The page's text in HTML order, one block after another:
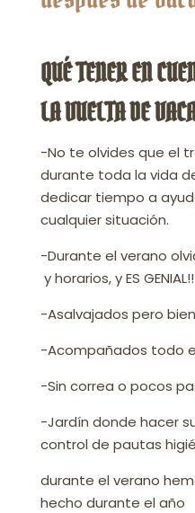
QUÉ TENER EN
LA VUELTA DE
-No te olvides que el
durante toda la vida
dedicar tiempo a
cualquier situación.
-Durante el verano
y horarios, y ES GENIAL!!
-Asalvajados pero bien
-Acompañados todo
-Sin correa o pocos
-Jardín donde hacer
control de pautas
durante el verano
hecho durante el año